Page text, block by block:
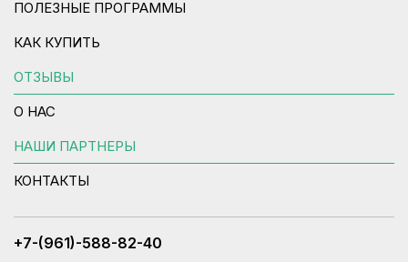
ПОЛЕЗНЫЕ ПРОГРАММЫ
КАК КУПИТЬ
ОТЗЫВЫ
О НАС
НАШИ ПАРТНЕРЫ
КОНТАКТЫ
+7-(961)-588-82-40